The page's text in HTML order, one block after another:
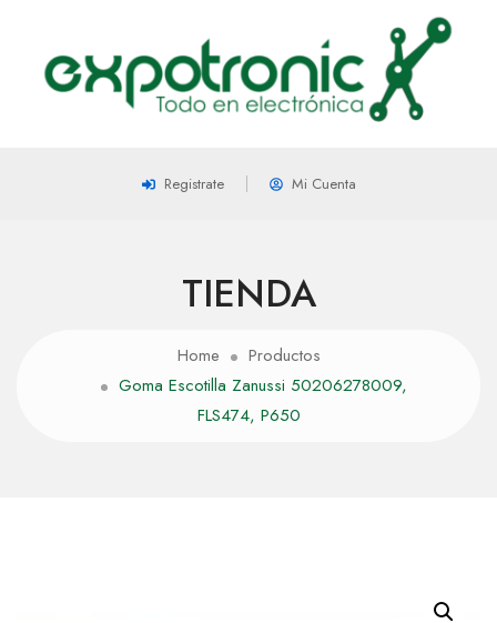
Registrate Mi Cuenta
TIENDA
Home
Productos
Goma Escotilla Zanussi 50206278009,
FLS474, P650